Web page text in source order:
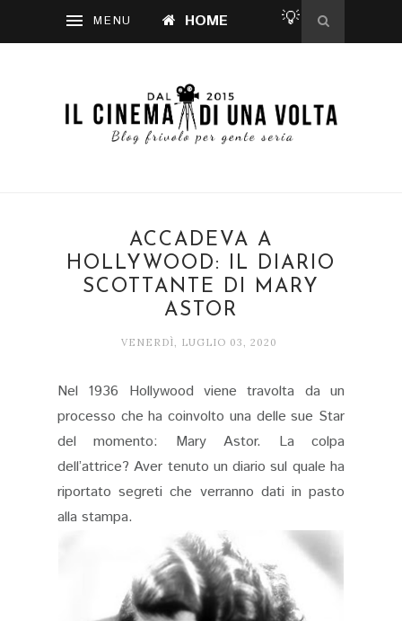
HOME 💡
ACCADEVA A
HOLLYWOOD: IL DIARIO
SCOTTANTE DI MARY
ASTOR
VENERDÌ, LUGLIO 03, 2020
Nel 1936 Hollywood viene travolta da un
processo che ha coinvolto una delle sue Star
del momento: Mary Astor. La colpa
dell’attrice? Aver tenuto un diario sul quale ha
riportato segreti che verranno dati in pasto
alla stampa.